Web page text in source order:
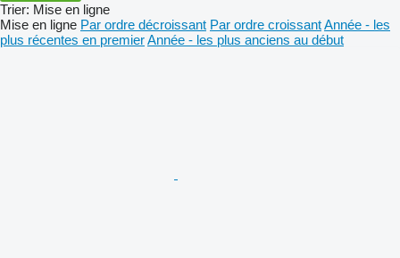
Trier: Mise en ligne
Mise en ligne Par ordre décroissant Par ordre croissantAnnée - les
plus récentes en premierAnnée - les plus anciens au début